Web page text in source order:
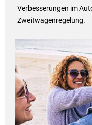
Verbesserungen im
Zweitwagenregelung.